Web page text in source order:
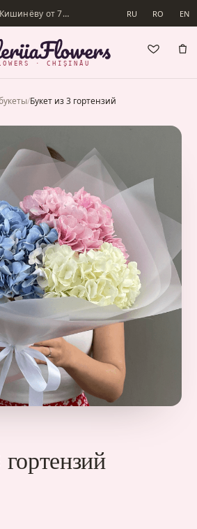
Бесплатная доставка по Кишинёву от 700 lei · Доставим в день заказа RU RO EN
· CHIȘINĂU
/Букет из 3 гортензий